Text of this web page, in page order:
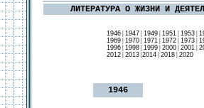
ЛИТЕРАТУРА О ЖИЗНИ И
1946 1947 1949 1951 1953
1969 1970 1971 1972 1973
1996 1998 1999 2000 2001
2012 2013 2014 2018 2020
1946